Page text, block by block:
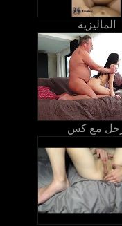
الماليزية
مع كس